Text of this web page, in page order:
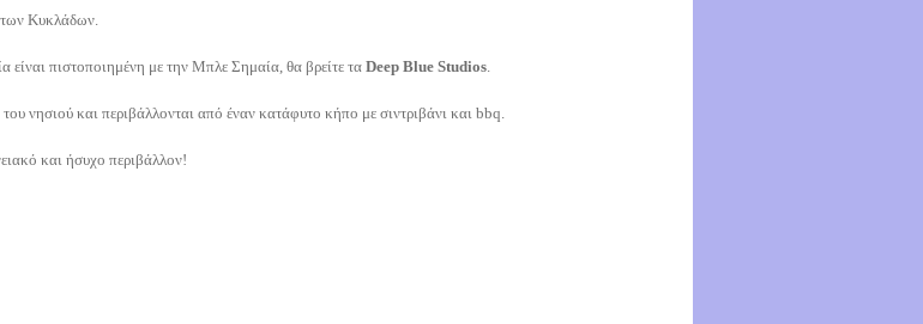
των Κυκλάδων.
πιστοποιημένη με την Μπλε Σημαία, θα βρείτε τα Deep Blue Studios.
νησιού και περιβάλλονται από έναν κατάφυτο κήπο με σιντριβάνι και bbq.
και ήσυχο περιβάλλον!